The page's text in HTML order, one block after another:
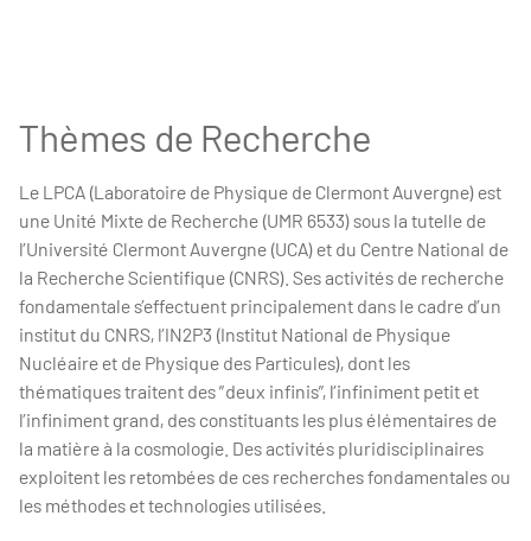
Thèmes de Recherche
Le LPCA (Laboratoire de Physique de Clermont Auvergne) est
une Unité Mixte de Recherche (UMR 6533) sous la tutelle de
l’Université Clermont Auvergne (UCA) et du Centre National de
la Recherche Scientifique (CNRS). Ses activités de recherche
fondamentale s’effectuent principalement dans le cadre d’un
institut du CNRS, l’IN2P3 (Institut National de Physique
Nucléaire et de Physique des Particules), dont les
thématiques traitent des ″deux infinis″, l’infiniment petit et
l’infiniment grand, des constituants les plus élémentaires de
la matière à la cosmologie. Des activités pluridisciplinaires
exploitent les retombées de ces recherches fondamentales ou
les méthodes et technologies utilisées.